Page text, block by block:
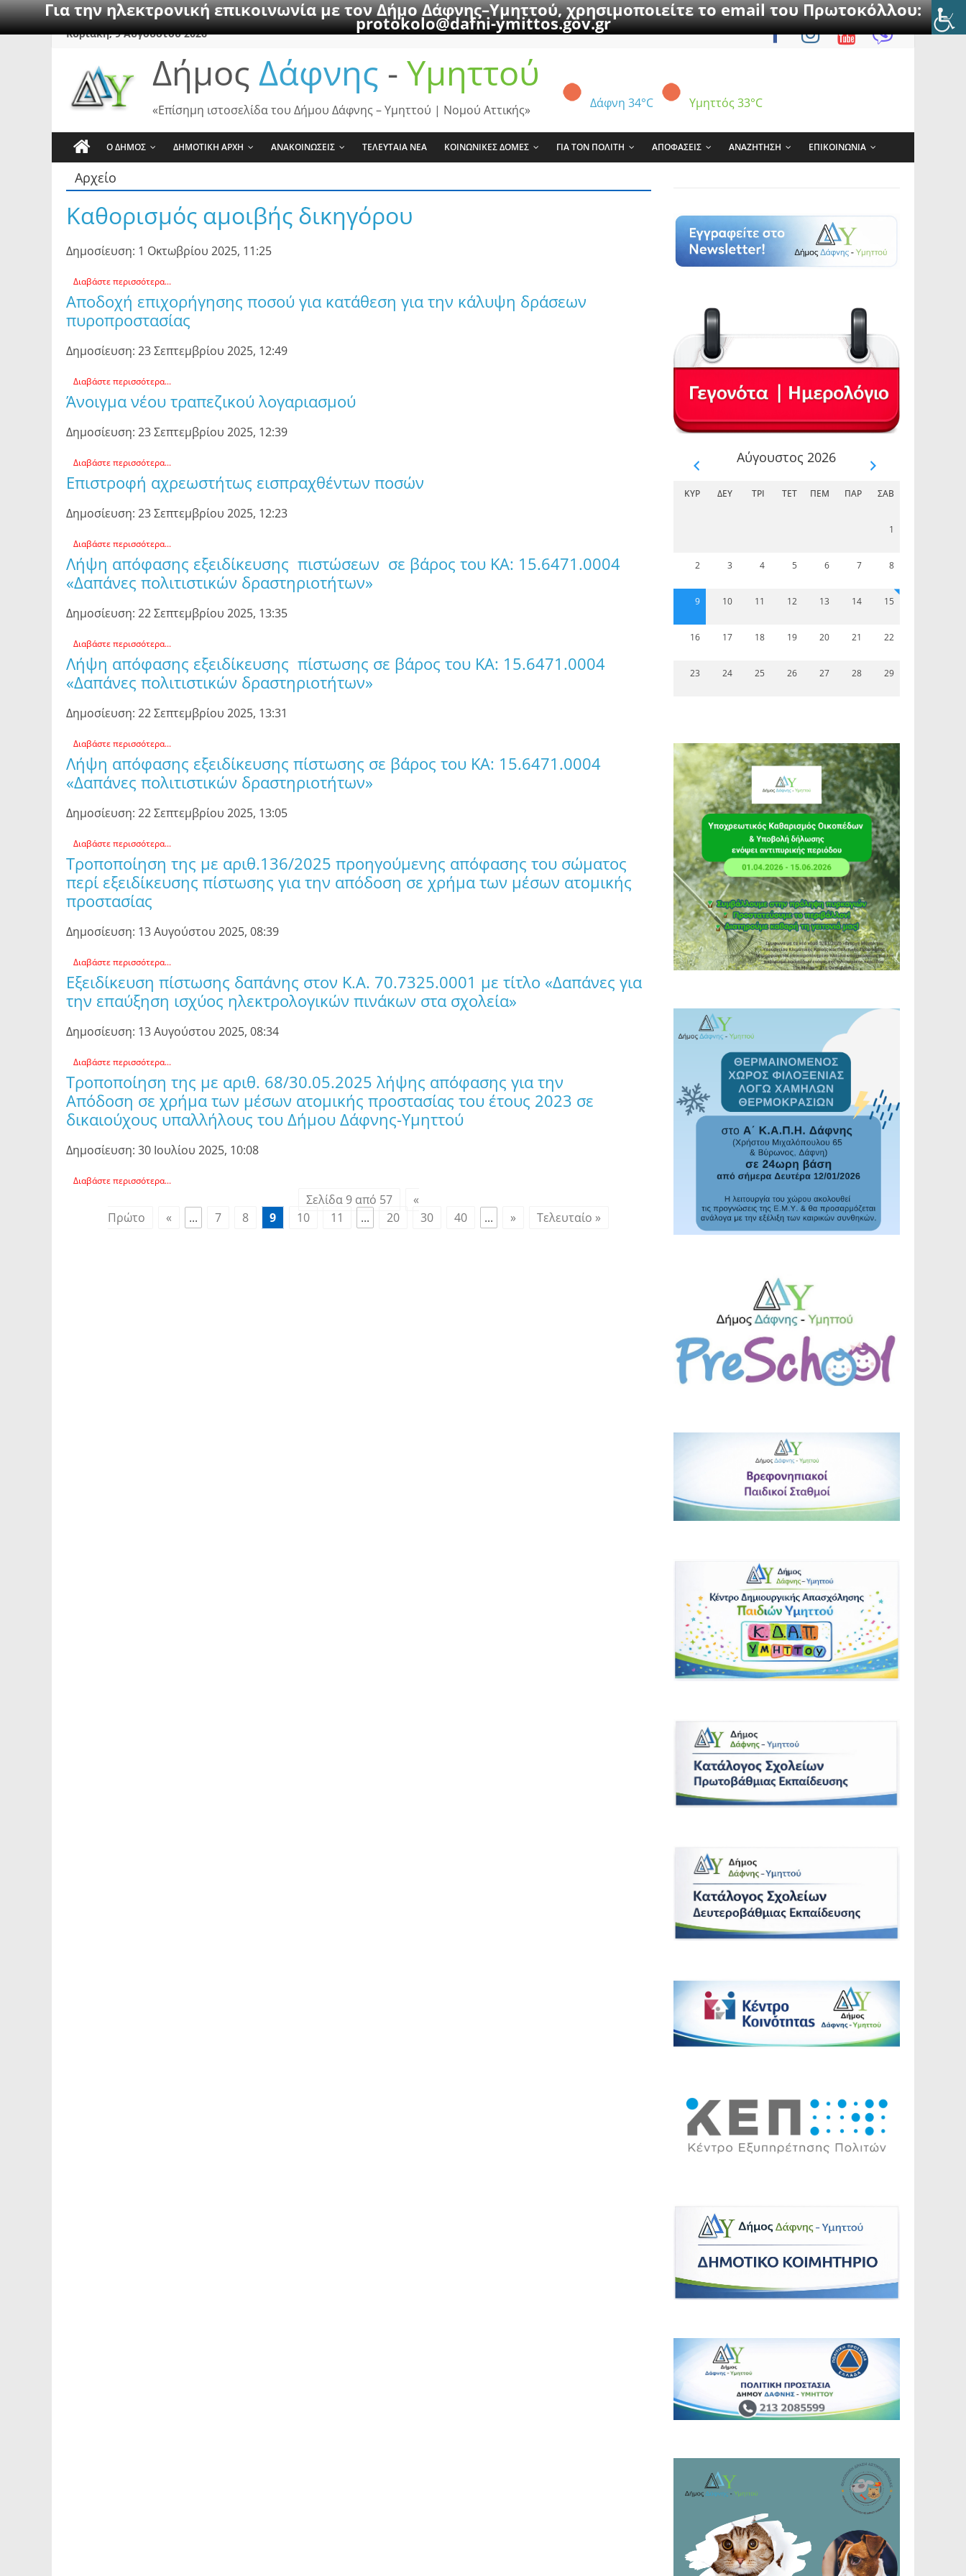
Για την ηλεκτρονική επικοινωνία με τον Δήμο Δάφνης–Υμηττού, χρησιμοποιείτε το email του Πρωτοκόλλου:
protokolo@dafni-ymittos.gov.gr
SkipΚυριακή, 9 Αυγούστου 2026
Δήμος Δάφνης - Υμηττού
Δάφνη 34°C Υμηττός 33°C
«Επίσημη ιστοσελίδα του Δήμου Δάφνης – Υμηττού | Νομού Αττικής»
Ο ΔΗΜΟΣ ΔΗΜΟΤΙΚΗ ΑΡΧΗ ΑΝΑΚΟΙΝΩΣΕΙΣ ΤΕΛΕΥΤΑΙΑ ΝΕΑ ΚΟΙΝΩΝΙΚΕΣ ΔΟΜΕΣ ΓΙΑ ΤΟΝ ΠΟΛΙΤΗ ΑΠΟΦΑΣΕΙΣ ΑΝΑΖΗΤΗΣΗ ΕΠΙΚΟΙΝΩΝΙΑ
Αρχείο
Καθορισμός αμοιβής δικηγόρου
Δημοσίευση: 1 Οκτωβρίου 2025, 11:25
Διαβάστε περισσότερα...
Αποδοχή επιχορήγησης ποσού για κατάθεση για την κάλυψη δράσεων
πυροπροστασίας
Δημοσίευση: 23 Σεπτεμβρίου 2025, 12:49
Διαβάστε περισσότερα...
Άνοιγμα νέου τραπεζικού λογαριασμού
Δημοσίευση: 23 Σεπτεμβρίου 2025, 12:39
Διαβάστε περισσότερα...
Επιστροφή αχρεωστήτως εισπραχθέντων ποσών
Δημοσίευση: 23 Σεπτεμβρίου 2025, 12:23
Διαβάστε περισσότερα...
Λήψη απόφασης εξειδίκευσης πιστώσεων σε βάρος του ΚΑ: 15.6471.0004
«Δαπάνες πολιτιστικών δραστηριοτήτων»
Δημοσίευση: 22 Σεπτεμβρίου 2025, 13:35
Διαβάστε περισσότερα...
Λήψη απόφασης εξειδίκευσης πίστωσης σε βάρος του ΚΑ: 15.6471.0004
«Δαπάνες πολιτιστικών δραστηριοτήτων»
Δημοσίευση: 22 Σεπτεμβρίου 2025, 13:31
Διαβάστε περισσότερα...
Λήψη απόφασης εξειδίκευσης πίστωσης σε βάρος του ΚΑ: 15.6471.0004
«Δαπάνες πολιτιστικών δραστηριοτήτων»
Δημοσίευση: 22 Σεπτεμβρίου 2025, 13:05
Διαβάστε περισσότερα...
Τροποποίηση της με αριθ.136/2025 προηγούμενης απόφασης του σώματος
περί εξειδίκευσης πίστωσης για την απόδοση σε χρήμα των μέσων ατομικής
προστασίας
Δημοσίευση: 13 Αυγούστου 2025, 08:39
Διαβάστε περισσότερα...
Εξειδίκευση πίστωσης δαπάνης στον Κ.Α. 70.7325.0001 με τίτλο «Δαπάνες για
την επαύξηση ισχύος ηλεκτρολογικών πινάκων στα σχολεία»
Δημοσίευση: 13 Αυγούστου 2025, 08:34
Διαβάστε περισσότερα...
Τροποποίηση της με αριθ. 68/30.05.2025 λήψης απόφασης για την
Απόδοση σε χρήμα των μέσων ατομικής προστασίας του έτους 2023 σε
δικαιούχους υπαλλήλους του Δήμου Δάφνης-Υμηττού
Δημοσίευση: 30 Ιουλίου 2025, 10:08
Διαβάστε περισσότερα...
Σελίδα 9 από 57
«
Πρώτο
« ... 7 8 9 10 11 ... 20 30 40 ... » Τελευταίο »
Αύγουστος 2026
ΚΥΡ ΔΕΥ ΤΡΊ ΤΕΤ ΠΈΜ ΠΑΡ ΣΆΒ
1
2 3 4 5 6 7 8
9 10 11 12 13 14 15
16 17 18 19 20 21 22
23 24 25 26 27 28 29